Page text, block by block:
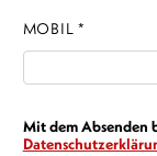
MOBIL *
Mit dem Absenden